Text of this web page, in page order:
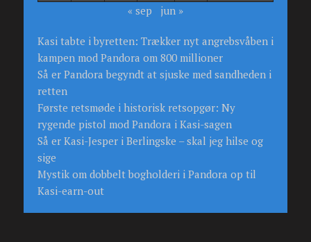
« sep jun »
Kasi tabte i byretten: Trækker nyt angrebsvåben i
kampen mod Pandora om 800 millioner
Så er Pandora begyndt at sjuske med sandheden i
retten
Første retsmøde i historisk retsopgør: Ny
rygende pistol mod Pandora i Kasi-sagen
Så er Kasi-Jesper i Berlingske – skal jeg hilse og
sige
Mystik om dobbelt bogholderi i Pandora op til
Kasi-earn-out